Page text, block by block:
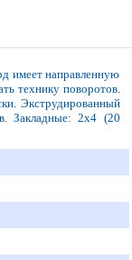
имеет направленную
технику поворотов.
Экструдированный
Закладные: 2х4 (20